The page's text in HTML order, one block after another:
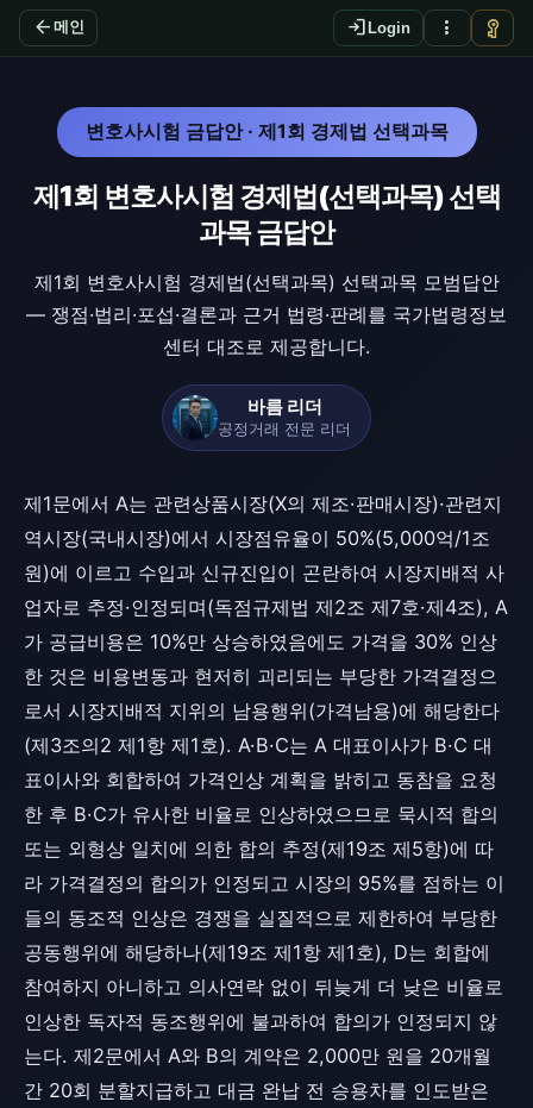
arrow_back 메인 login Login more_vert vpn_key
변호사시험 금답안 · 제1회 경제법 선택과목
제1회 변호사시험 경제법(선택과목) 선택
과목 금답안
제1회 변호사시험 경제법(선택과목) 선택과목 모범답안
— 쟁점·법리·포섭·결론과 근거 법령·판례를 국가법령정보
센터 대조로 제공합니다.
바름 리더
공정거래 전문 리더
제1문에서 A는 관련상품시장(X의 제조·판매시장)·관련지
역시장(국내시장)에서 시장점유율이 50%(5,000억/1조
원)에 이르고 수입과 신규진입이 곤란하여 시장지배적 사
업자로 추정·인정되며(독점규제법 제2조 제7호·제4조), A
가 공급비용은 10%만 상승하였음에도 가격을 30% 인상
한 것은 비용변동과 현저히 괴리되는 부당한 가격결정으
로서 시장지배적 지위의 남용행위(가격남용)에 해당한다
(제3조의2 제1항 제1호). A·B·C는 A 대표이사가 B·C 대
표이사와 회합하여 가격인상 계획을 밝히고 동참을 요청
한 후 B·C가 유사한 비율로 인상하였으므로 묵시적 합의
또는 외형상 일치에 의한 합의 추정(제19조 제5항)에 따
라 가격결정의 합의가 인정되고 시장의 95%를 점하는 이
들의 동조적 인상은 경쟁을 실질적으로 제한하여 부당한
공동행위에 해당하나(제19조 제1항 제1호), D는 회합에
참여하지 아니하고 의사연락 없이 뒤늦게 더 낮은 비율로
인상한 독자적 동조행위에 불과하여 합의가 인정되지 않
는다. 제2문에서 A와 B의 계약은 2,000만 원을 20개월
간 20회 분할지급하고 대금 완납 전 승용차를 인도받은